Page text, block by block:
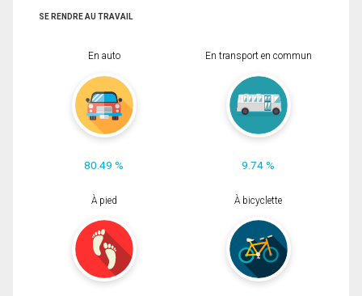
SE RENDRE AU TRAVAIL
En auto
80.49 %
En transport en commun
9.74 %
À pied À bicyclette